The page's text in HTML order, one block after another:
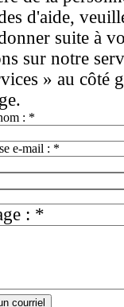
d'aide,
suite à
sur notre
» au côté
: *
e-mail : *
: *